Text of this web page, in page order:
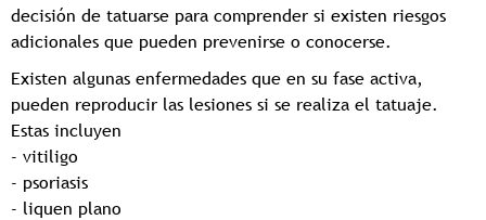
decisión de tatuarse para comprender si existen riesgos
adicionales que pueden prevenirse o conocerse.
Existen algunas enfermedades que en su fase activa,
pueden reproducir las lesiones si se realiza el tatuaje.
Estas incluyen
- vitiligo
- psoriasis
- liquen plano